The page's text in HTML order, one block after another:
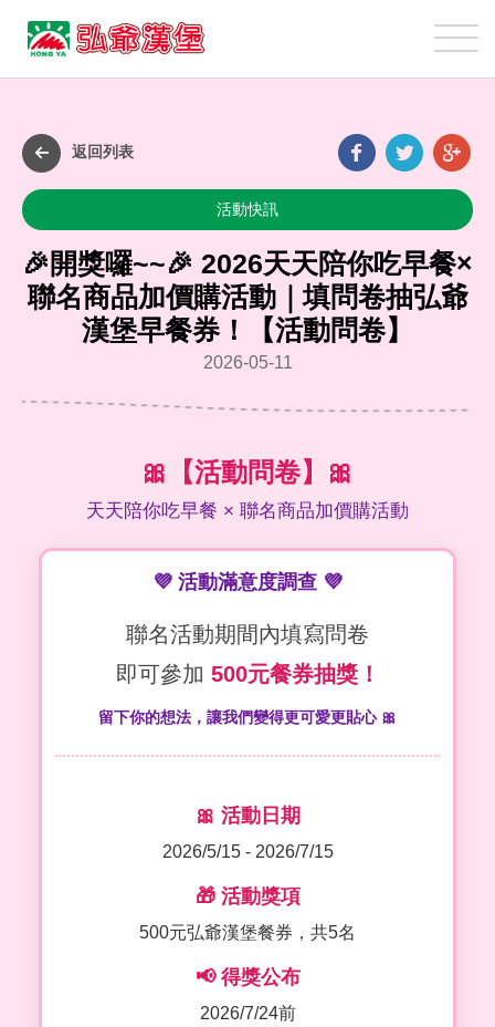
弘
爺
國
企
業
股
份
有
限
公
返回列表
活動快訊
🎉開獎囉~~🎉 2026天天陪你吃早餐×
聯名商品加價購活動｜填問卷抽弘爺
漢堡早餐券！【活動問卷】
2026-05-11
🎀【活動問卷】🎀
天天陪你吃早餐 × 聯名商品加價購活動
💜 活動滿意度調查 💜
聯名活動期間內填寫問卷
即可參加 500元餐券抽獎！
留下你的想法，讓我們變得更可愛更貼心 🎀
🎀 活動日期
2026/5/15 - 2026/7/15
🎁 活動獎項
500元弘爺漢堡餐券，共5名
📢 得獎公布
2026/7/24前